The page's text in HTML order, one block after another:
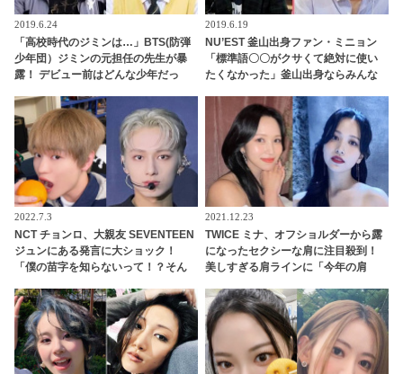
2019.6.24
「高校時代のジミンは…」BTS(防弾
少年団）ジミンの元担任の先生が暴
露！ デビュー前はどんな少年だっ
2019.6.19
NU’EST 釜山出身ファン・ミニョン
「標準語〇〇がクサくて絶対に使い
たくなかった」釜山出身ならみんな
2022.7.3
NCT チョンロ、大親友 SEVENTEEN
ジュンにある発言に大ショック！
「僕の苗字を知らないって！？そん
る姿がかわいすぎる
2021.12.23
TWICE ミナ、オフショルダーから露
になったセクシーな肩に注目殺到！
美しすぎる肩ラインに「今年の肩